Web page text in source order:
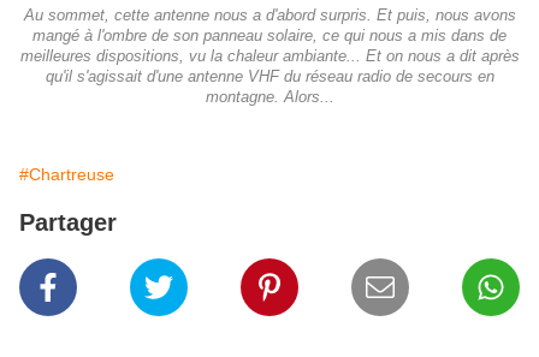
Au sommet, cette antenne nous a d'abord surpris. Et puis, nous avons
mangé à l'ombre de son panneau solaire, ce qui nous a mis dans de
meilleures dispositions, vu la chaleur ambiante... Et on nous a dit après
qu'il s'agissait d'une antenne VHF du réseau radio de secours en
montagne. Alors...
#Chartreuse
Partager